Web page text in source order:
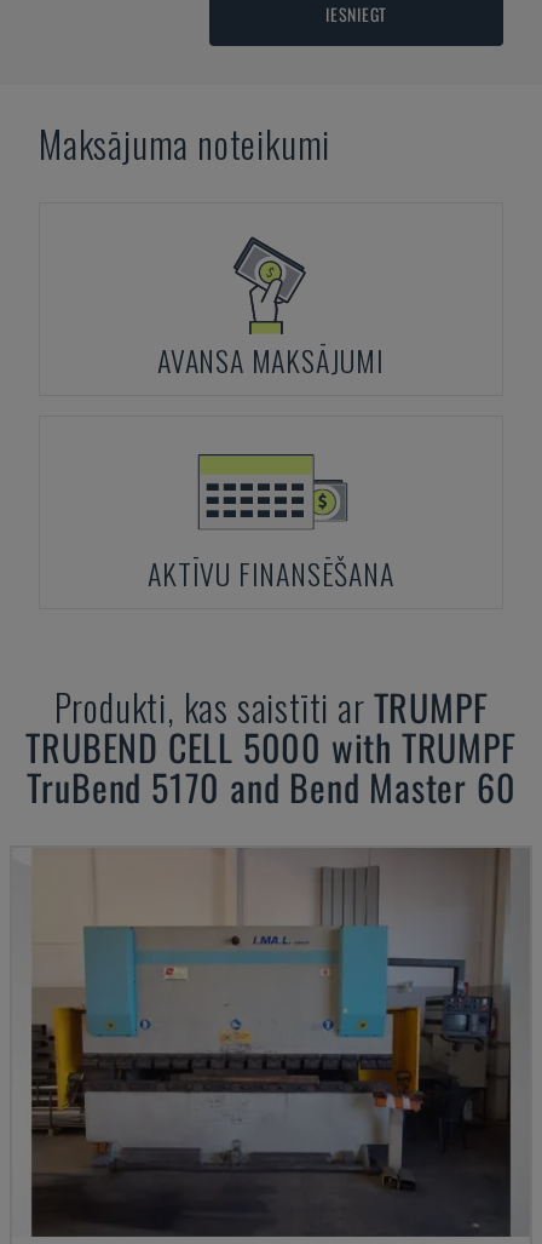
IESNIEGT
Maksājuma noteikumi
AVANSA MAKSĀJUMI
AKTĪVU FINANSĒŠANA
Produkti, kas saistīti arTRUMPF
TRUBEND CELL 5000 with TRUMPF
TruBend 5170 and Bend Master 60